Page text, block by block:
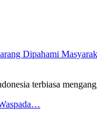
Dipahami
terbiasa